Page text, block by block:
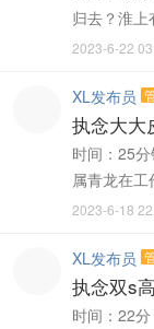
归去？淮
2023-6-22
XL发布员
执念大大
时间：25
属青龙在
2023-6-18
XL发布员
执念双s
时间：22